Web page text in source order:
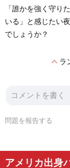
「誰かを強く守り
いる」と感じたい
でしょうか？
expand_lessラ
問題を報告する
アメリカ出身